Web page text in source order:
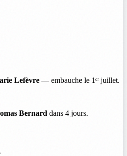
Lefèvre — embauche le 1ᵉʳ juillet.
Bernard dans 4 jours.